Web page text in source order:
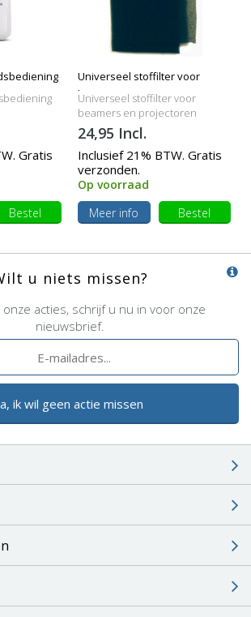
Gratis
Bestel
Universeel stoffilter voor
beamers
Universeel stoffilter voor
beamers en projectoren
24,95 Incl.
Inclusief 21% BTW. Gratis
verzonden.
Op voorraad
Meer info
Bestel
u niets missen?
onze acties, schrijf u nu in voor onze
nieuwsbrief.
ik wil geen actie missen